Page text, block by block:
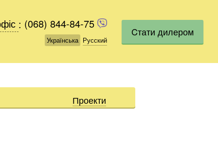
(068) 844-84-75
Українська Русский
: (068) 844-84-75
Українська Русский
Cтати дилером
Проекти